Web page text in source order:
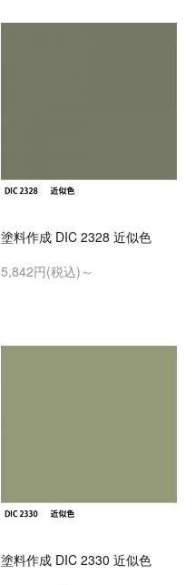
塗料作成 DIC 2328 近似色
5,842円(税込)～
塗料作成 DIC 2330 近似色